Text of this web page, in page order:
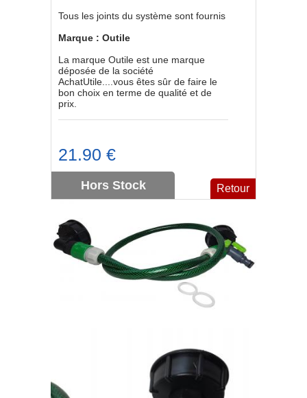
Tous les joints du système sont fournis
Marque : Outile
La marque Outile est une marque
déposée de la société
AchatUtile....vous êtes sûr de faire le
bon choix en terme de qualité et de
prix.
21.90 €
Hors Stock Retour